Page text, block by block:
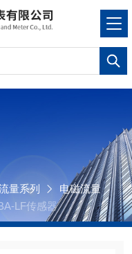
量系列
电磁流量
LF传感器